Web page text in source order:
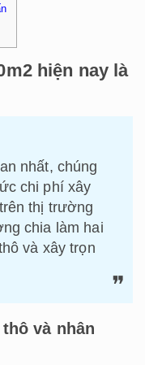
hiện nay là
nhất, chúng
chi phí xây
thị trường
chia làm hai
và xây trọn
và nhân